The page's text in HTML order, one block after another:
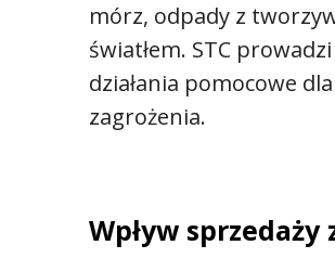
mórz, odpady z
światłem. STC
działania pomocowe
zagrożenia.
Wpływ sprzedaży